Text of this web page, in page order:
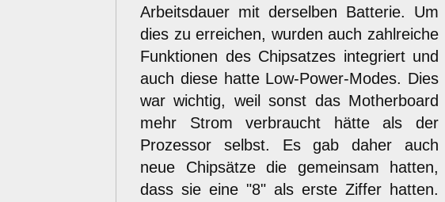
Arbeitsdauer mit derselben Batterie. Um
dies zu erreichen, wurden auch zahlreiche
Funktionen des Chipsatzes integriert und
auch diese hatte Low-Power-Modes. Dies
war wichtig, weil sonst das Motherboard
mehr Strom verbraucht hätte als der
Prozessor selbst. Es gab daher auch
neue Chipsätze die gemeinsam hatten,
dass sie eine "8" als erste Ziffer hatten.